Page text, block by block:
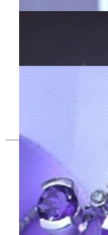
Fabelhafte
Feinster
das